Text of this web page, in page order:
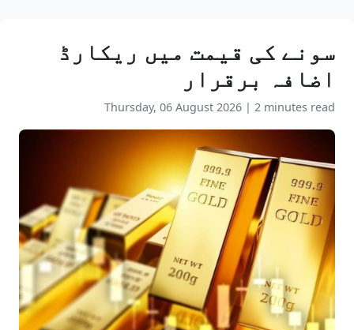
سونے کی قیمت میں ریکارڈ
اضافہ برقرار
Thursday, 06 August 2026 | 2 minutes read